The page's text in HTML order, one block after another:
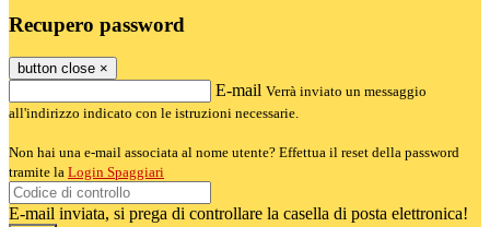
Recupero password
button close ×
E-mail Verrà inviato un messaggio
all'indirizzo indicato con le istruzioni necessarie.
Non hai una e-mail associata al nome utente? Effettua il reset della password
tramite la Login Spaggiari
E-mail inviata, si prega di controllare la casella di posta elettronica!